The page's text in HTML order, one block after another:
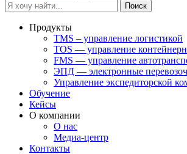
Поиск
Продукты
TMS – управление логистикой
TOS — управление
FMS — управление
ЭПД — электронные
Управление экспедиторской
Обучение
Кейсы
О компании
О нас
Медиа-центр
Контакты